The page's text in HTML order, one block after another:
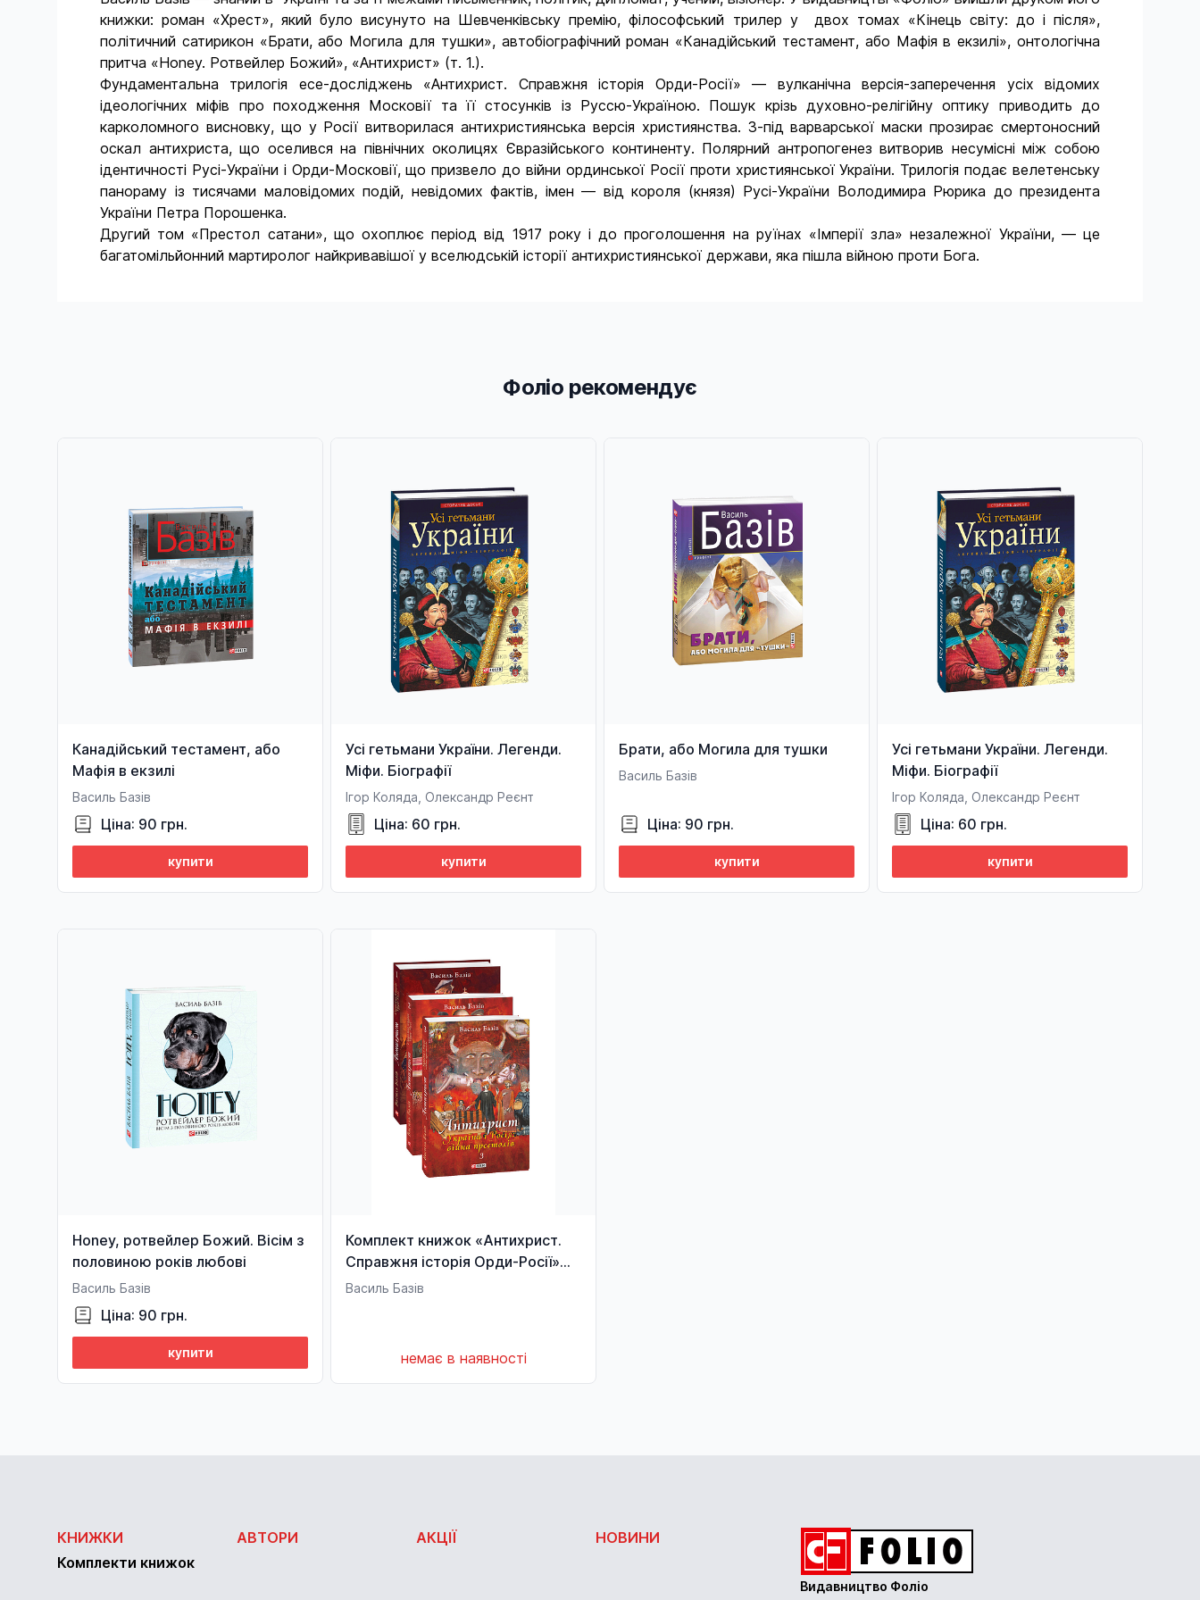
книжки: роман «Хрест», який було висунуто на Шевченківську премію, філософський трилер у двох томах «Кінець світу: до і після»,
політичний сатирикон «Брати, або Могила для тушки», автобіографічний роман «Канадійський тестамент, або Мафія в екзилі», онтологічна
притча «Honey. Ротвейлер Божий», «Антихрист» (т. 1.).
Фундаментальна трилогія есе-досліджень «Антихрист. Справжня історія Орди-Росії» — вулканічна версія-заперечення усіх відомих
ідеологічних міфів про походження Московії та її стосунків із Руссю-Україною. Пошук крізь духовно-релігійну оптику приводить до
карколомного висновку, що у Росії витворилася антихристиянська версія християнства. З-під варварської маски прозирає смертоносний
оскал антихриста, що оселився на північних околицях Євразійського континенту. Полярний антропогенез витворив несумісні між собою
ідентичності Русі-України і Орди-Московії, що призвело до війни ординської Росії проти християнської України. Трилогія подає велетенську
панораму із тисячами маловідомих подій, невідомих фактів, імен — від короля (князя) Русі-України Володимира Рюрика до президента
України Петра Порошенка.
Другий том «Престол сатани», що охоплює період від 1917 року і до проголошення на руїнах «Імперії зла» незалежної України, — це
багатомільйонний мартиролог найкривавішої у вселюдській історії антихристиянської держави, яка пішла війною проти Бога.
Фоліо рекомендує
Канадійський тестамент, або
Мафія в екзилі
Василь Базів
Ціна: 90 грн.
купити
Усі гетьмани України. Легенди.
Міфи. Біографії
Ігор Коляда, Олександр Реєнт
Ціна: 60 грн.
купити
Брати, або Могила для тушки
Василь Базів
Ціна: 90 грн.
купити
Усі гетьмани України. Легенди.
Міфи. Біографії
Ігор Коляда, Олександр Реєнт
Ціна: 60 грн.
купити
Honey, ротвейлер Божий. Вісім з
половиною років любові
Василь Базів
Ціна: 90 грн.
купити
Комплект книжок «Антихрист.
Справжня історія Орди-Росії»
Том 1-3
Василь Базів
немає в наявності
КНИЖКИ
Комплекти книжок
АВТОРИ АКЦІЇ НОВИНИ
Видавництво Фоліо